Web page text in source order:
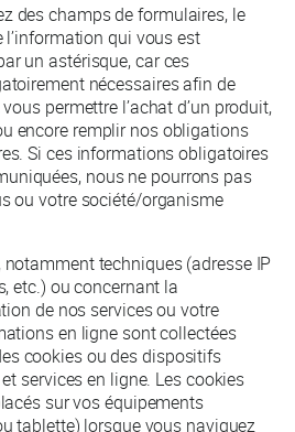
des champs de formulaires, le
qui vous est
un astérisque, car ces
nécessaires afin de
permettre l’achat d’un produit,
encore remplir nos obligations
Si ces informations obligatoires
nous ne pourrons pas
ou votre société/organisme
techniques (adresse IP
etc.) ou concernant la
de nos services ou votre
en ligne sont collectées
cookies ou des dispositifs
services en ligne. Les cookies
sur vos équipements
tablette) lorsque vous naviguez